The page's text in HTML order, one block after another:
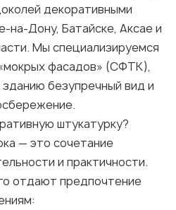
декоративными
на-Дону, Батайске, Аксае и
Мы специализируемся
фасадов» (СФТК),
безупречный вид и
штукатурку?
— это сочетание
и практичности.
отдают предпочтение